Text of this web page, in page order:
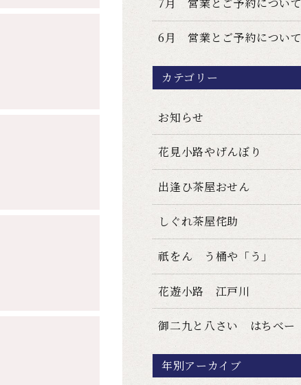
6月 営業とご予約について
カテゴリー
お知らせ
花見小路やげんぼり
出逢ひ茶屋おせん
しぐれ茶屋侘助
祇をん う桶や「う」
花遊小路 江戸川
御二九と八さい はちべー
年別アーカイブ